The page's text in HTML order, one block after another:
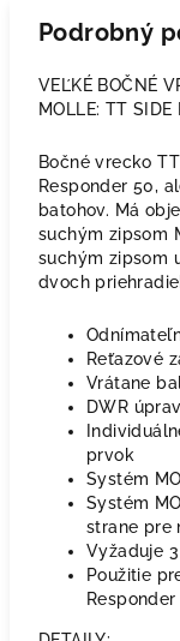
Podrobný
VEĽKÉ BOČNÉ
MOLLE: TT SIDE
Bočné vrecko
Responder 50,
batohov. Má
suchým zipsom
suchým zipsom
dvoch
Reťazové
Vrátane
DWR
prvok
Systém
Systém
strane pre
Vyžaduje
Použitie